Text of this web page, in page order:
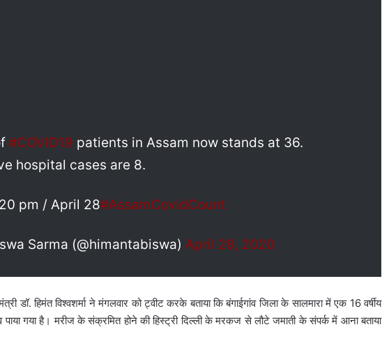
#COVID19 patients in Assam now stands at 36.
hospital cases are 8.
pm / April 28#AssamCovidCount
Sarma (@himantabiswa) April 28, 2020
डॉ. हिमंत विश्वशर्मा ने मंगलवार को ट्वीट करके बताया कि बंगाईगांव जिला के सालमारा में एक 16 वर्षीय
पाया गया है। मरीज के संक्रमित होने की हिस्ट्री दिल्ली के मरकज से लौटे जमाती के संपर्क में आना बताया